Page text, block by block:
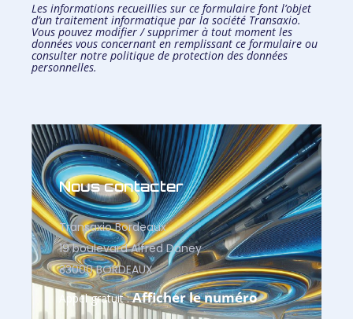
Les informations recueillies sur ce formulaire font l’objet
d’un traitement informatique par la société Transaxio.
Vous pouvez modifier / supprimer à tout moment les
données vous concernant en remplissantce formulaire ou
consulter notrepolitique de protection des données
personnelles.
Nous contacter
Transaxio Bordeaux
19 boulevard Alfred Daney
33000 BORDEAUX
Appel gratuit :Afficher le numéro